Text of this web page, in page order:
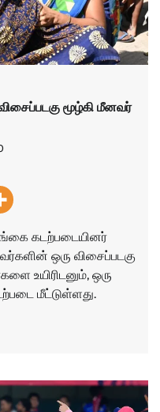
மூழ்கி மீனவர்
கடற்படையினர்
ஒரு விசைப்படகு
உயிரிடனும், ஒரு
மீட்டுள்ளது.